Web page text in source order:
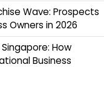
Wave: Prospects
Owners in 2026
How
Business